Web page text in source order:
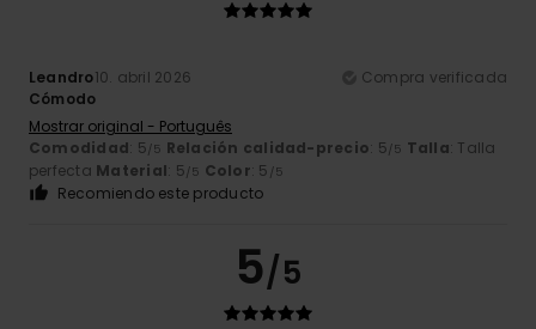
Leandro10. abril 2026
Compra verificada
Cómodo
Mostrar original - Português
Comodidad: 5/5 Relación calidad-precio: 5/5 Talla: Talla
perfecta Material: 5/5 Color: 5 /5
Recomiendo este producto
5/5